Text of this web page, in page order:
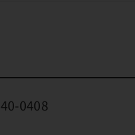
40-0408